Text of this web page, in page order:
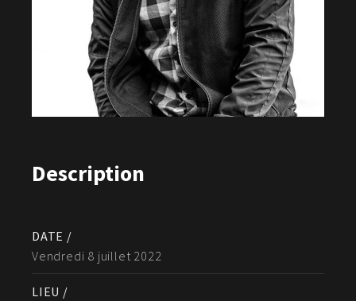
Description
DATE /
Vendredi 8 juillet 2022
LIEU /